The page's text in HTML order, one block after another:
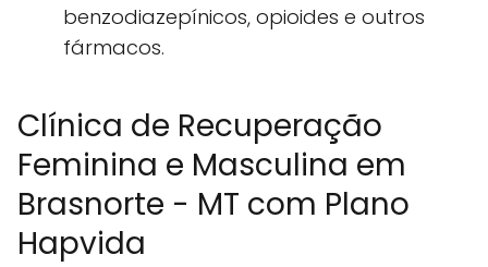
benzodiazepínicos, opioides e outros
fármacos.
Clínica de Recuperação
Feminina e Masculina em
Brasnorte - MT com Plano
Hapvida